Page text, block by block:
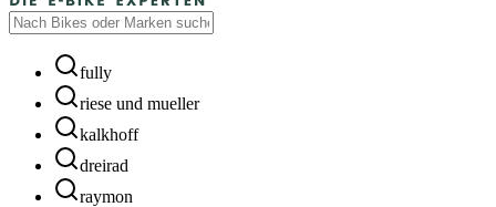
fully
riese und mueller
kalkhoff
dreirad
raymon